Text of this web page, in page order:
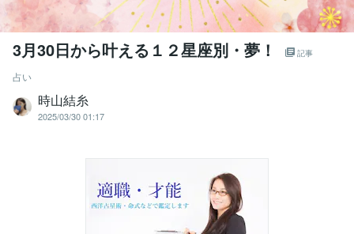
3月30日から叶える１２星座別・夢！ 記事
占い
時山結糸
2025/03/30 01:17